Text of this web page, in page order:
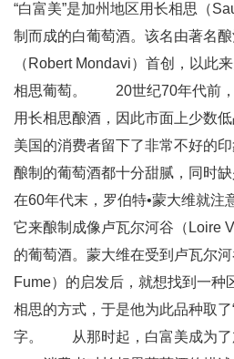
“白富美”是加州地区用长相思（
制而成的白葡萄酒。该名由著名
（Robert Mondavi）首创，以此
相思葡萄。 20世纪70年代前，
用长相思酿酒，因此市面上少数
美国的消费者留下了非常不好的
酿制的葡萄酒都十分甜腻，同时
在60年代末，罗伯特•蒙大维就注
它来酿制成像卢瓦尔河谷（Loire
的葡萄酒。蒙大维在受到卢瓦尔
Fume）的启发后，就想找到一种
相思的方式，于是他为此品种取了
字。 从那时起，白富美成为了